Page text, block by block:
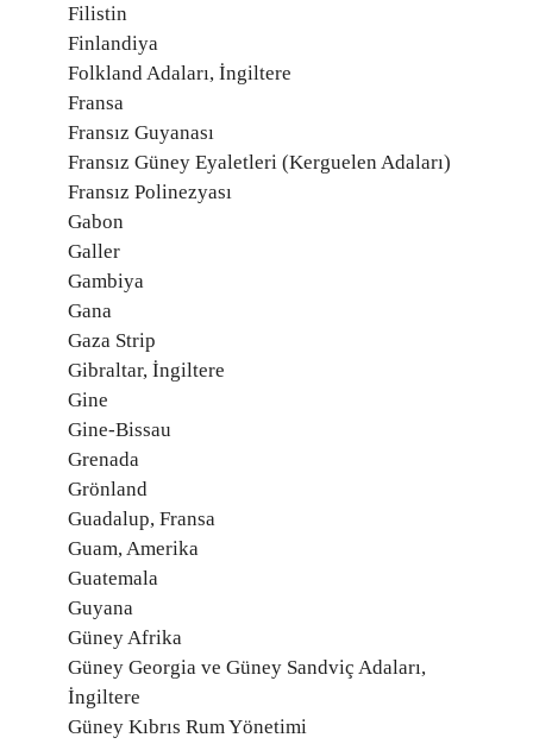
Filistin
Finlandiya
Folkland Adaları, İngiltere
Fransa
Fransız Guyanası
Fransız Güney Eyaletleri (Kerguelen Adaları)
Fransız Polinezyası
Gabon
Galler
Gambiya
Gana
Gaza Strip
Gibraltar, İngiltere
Gine
Gine-Bissau
Grenada
Grönland
Guadalup, Fransa
Guam, Amerika
Guatemala
Guyana
Güney Afrika
Güney Georgia ve Güney Sandviç Adaları,
İngiltere
Güney Kıbrıs Rum Yönetimi